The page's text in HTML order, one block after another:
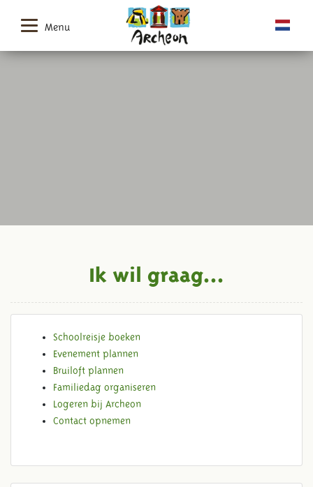
Menu
Ik wil graag...
Schoolreisje boeken
Evenement plannen
Bruiloft plannen
Familiedag organiseren
Logeren bij Archeon
Contact opnemen